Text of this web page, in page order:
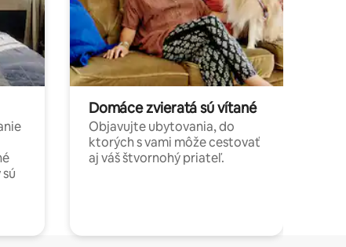
Domáce zvieratá sú vítané
Objavujte ubytovania, do
ktorých s vami môže cestovať
aj váš štvornohý priateľ.